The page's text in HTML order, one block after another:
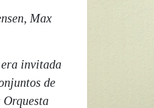
Max
era invitada
de